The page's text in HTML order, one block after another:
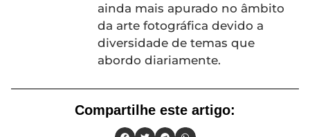
ainda mais apurado no âmbito
da arte fotográfica devido a
diversidade de temas que
abordo diariamente.
Compartilhe este artigo: